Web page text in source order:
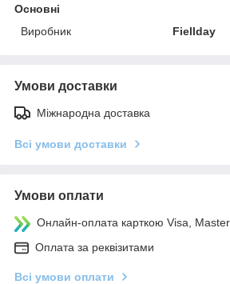
Основні
Виробник
Fiellday
Умови доставки
Міжнародна доставка
Всі умови доставки
Умови оплати
Онлайн-оплата карткою Visa,
Оплата за реквізитами
Всі умови оплати